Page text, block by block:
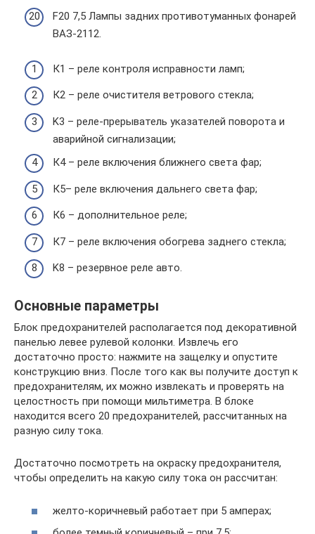
F20 7,5 Лампы задних противотуманных фонарей
ВАЗ-2112.
К1 – реле контроля исправности ламп;
К2 – реле очистителя ветрового стекла;
K3 – реле-прерыватель указателей поворота и
аварийной сигнализации;
К4 – реле включения ближнего света фар;
К5– реле включения дальнего света фар;
К6 – дополнительное реле;
К7 – реле включения обогрева заднего стекла;
K8 – резервное реле авто.
Основные параметры
Блок предохранителей располагается под декоративной
панелью левее рулевой колонки. Извлечь его
достаточно просто: нажмите на защелку и опустите
конструкцию вниз. После того как вы получите доступ к
предохранителям, их можно извлекать и проверять на
целостность при помощи мильтиметра. В блоке
находится всего 20 предохранителей, рассчитанных на
разную силу тока.
Достаточно посмотреть на окраску предохранителя,
чтобы определить на какую силу тока он рассчитан:
желто-коричневый работает при 5 амперах;